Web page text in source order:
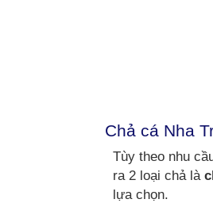
Chả cá Nha
Tùy theo nhu
ra 2 loại chả là
lựa chọn.